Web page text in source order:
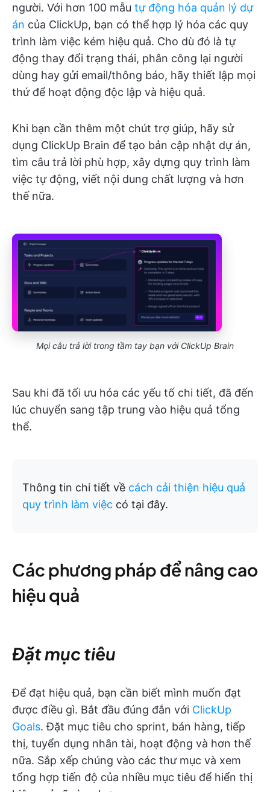
người. Với hơn 100 mẫu tự động hóa quản lý dự
án của ClickUp, bạn có thể hợp lý hóa các quy
trình làm việc kém hiệu quả. Cho dù đó là tự
động thay đổi trạng thái, phân công lại người
dùng hay gửi email/thông báo, hãy thiết lập mọi
thứ để hoạt động độc lập và hiệu quả.
Khi bạn cần thêm một chút trợ giúp, hãy sử
dụng ClickUp Brain để tạo bản cập nhật dự án,
tìm câu trả lời phù hợp, xây dựng quy trình làm
việc tự động, viết nội dung chất lượng và hơn
thế nữa.
Mọi câu trả lời trong tầm tay bạn với ClickUp Brain
Sau khi đã tối ưu hóa các yếu tố chi tiết, đã đến
lúc chuyển sang tập trung vào hiệu quả tổng
thể.
Thông tin chi tiết về cách cải thiện hiệu quả
quy trình làm việc có tại đây.
Các phương pháp để nâng cao
hiệu quả
Đặt mục tiêu
Để đạt hiệu quả, bạn cần biết mình muốn đạt
được điều gì. Bắt đầu đúng đắn với ClickUp
Goals. Đặt mục tiêu cho sprint, bán hàng, tiếp
thị, tuyển dụng nhân tài, hoạt động và hơn thế
nữa. Sắp xếp chúng vào các thư mục và xem
tổng hợp tiến độ của nhiều mục tiêu để hiển thị